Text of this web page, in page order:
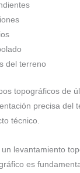
del terreno
topográficos de
precisa del
técnico.
levantamiento
es